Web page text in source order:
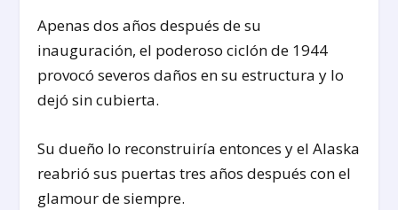
Apenas dos años después de su
inauguración, el poderoso ciclón de 1944
provocó severos daños en su estructura y lo
dejó sin cubierta.
Su dueño lo reconstruiría entonces y el Alaska
reabrió sus puertas tres años después con el
glamour de siempre.